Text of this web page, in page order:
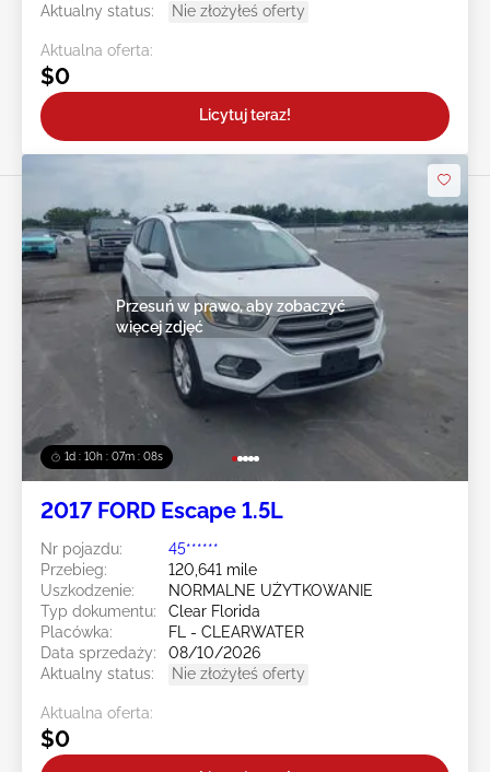
Aktualny status:
Nie złożyłeś oferty
Aktualna oferta:
$0
Licytuj teraz!
1d : 10h : 07m : 05s
Przesuń w prawo, aby zobaczyć
więcej zdjęć
2017 FORD Escape 1.5L
Nr pojazdu:
45******
Przebieg:
120,641 mile
Uszkodzenie:
NORMALNE UŻYTKOWANIE
Typ dokumentu:
Clear Florida
Placówka:
FL - CLEARWATER
Data sprzedaży:
08/10/2026
Aktualny status:
Nie złożyłeś oferty
Aktualna oferta:
$0